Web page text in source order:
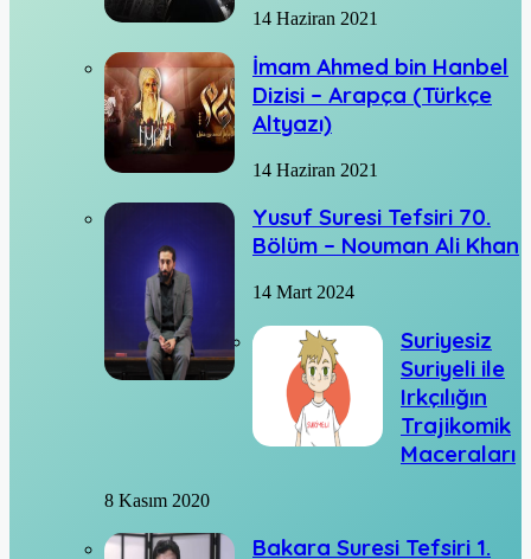
14 Haziran 2021
İmam Ahmed bin Hanbel
Dizisi – Arapça (Türkçe
Altyazı)
14 Haziran 2021
Yusuf Suresi Tefsiri 70.
Bölüm – Nouman Ali Khan
14 Mart 2024
Suriyesiz
Suriyeli ile
Irkçılığın
Trajikomik
Maceraları
8 Kasım 2020
Bakara Suresi Tefsiri 1.